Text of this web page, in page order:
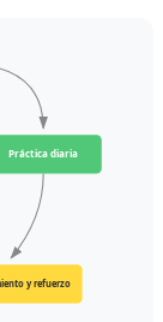
Práctica diaria
y refuerzo